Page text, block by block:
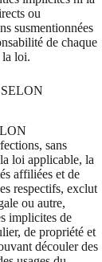
ou
susmentionnées
de chaque
la loi.
SELON
sans
loi applicable, la
affiliées et de
respectifs, exclut
ou autre,
implicites de
de propriété et
découler des